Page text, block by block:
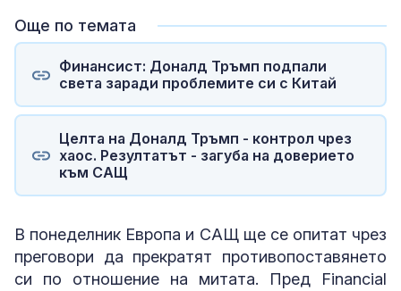
Още по темата
Финансист: Доналд Тръмп подпали
света заради проблемите си с Китай
Целта на Доналд Тръмп - контрол чрез
хаос. Резултатът - загуба на доверието
към САЩ
В понеделник Европа и САЩ ще се опитат чрез
преговори да прекратят противопоставянето
си по отношение на митата. Пред Financial